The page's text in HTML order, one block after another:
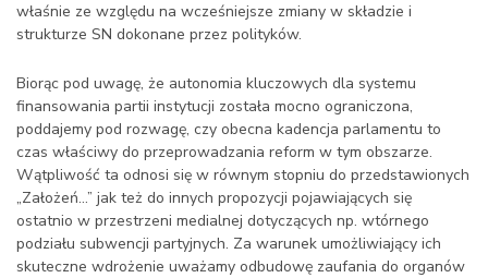
właśnie ze względu na wcześniejsze zmiany w składzie i
strukturze SN dokonane przez polityków.
Biorąc pod uwagę, że autonomia kluczowych dla systemu
finansowania partii instytucji została mocno ograniczona,
poddajemy pod rozwagę, czy obecna kadencja parlamentu to
czas właściwy do przeprowadzania reform w tym obszarze.
Wątpliwość ta odnosi się w równym stopniu do przedstawionych
„Założeń…” jak też do innych propozycji pojawiających się
ostatnio w przestrzeni medialnej dotyczących np. wtórnego
podziału subwencji partyjnych. Za warunek umożliwiający ich
skuteczne wdrożenie uważamy odbudowę zaufania do organów